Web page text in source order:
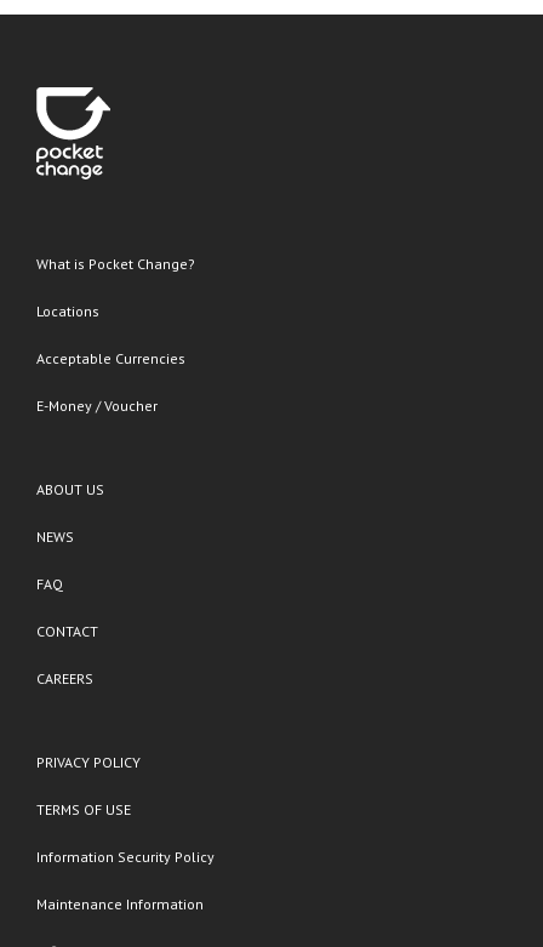
What is Pocket Change?
Locations
Acceptable Currencies
E-Money / Voucher
ABOUT US
NEWS
FAQ
CONTACT
CAREERS
PRIVACY POLICY
TERMS OF USE
Information Security Policy
Maintenance Information